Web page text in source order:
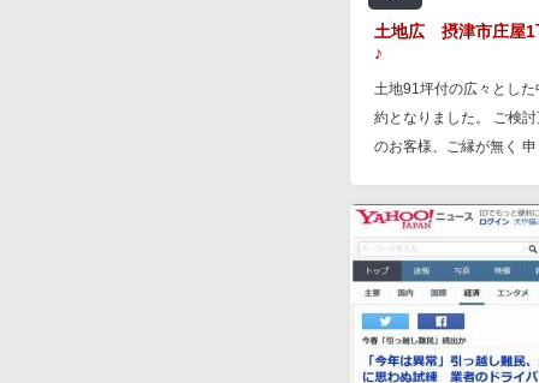
土地広 摂津市庄屋
♪
土地91坪付の広々とし
約となりました。 ご検
のお客様、ご縁が無く